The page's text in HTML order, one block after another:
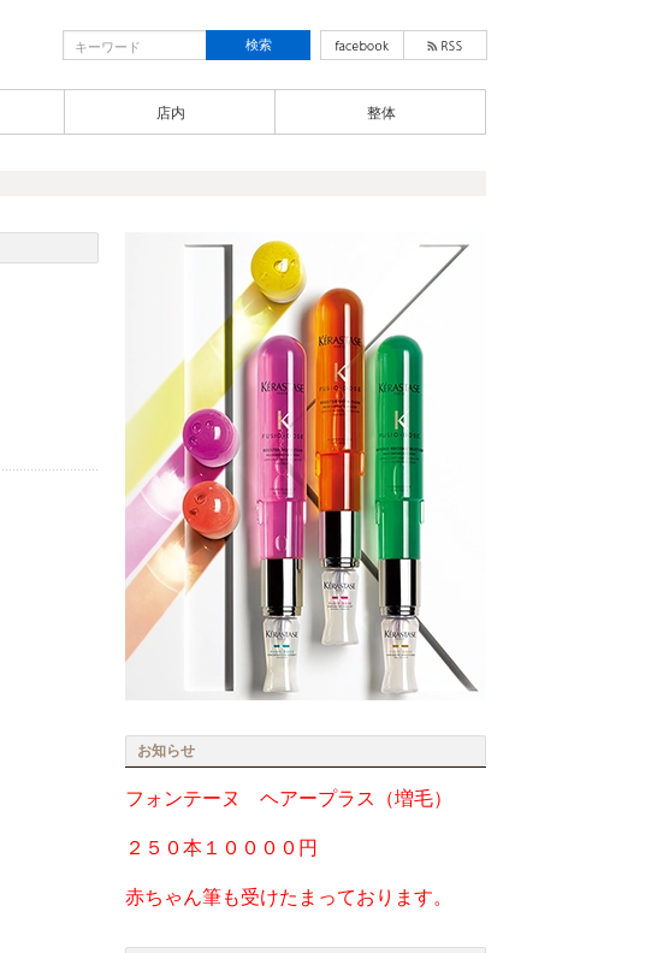
店内 整体
お知らせ
フォンテーヌ ヘアープラス（増毛）
２５０本１００００円
赤ちゃん筆も受けたまっております。